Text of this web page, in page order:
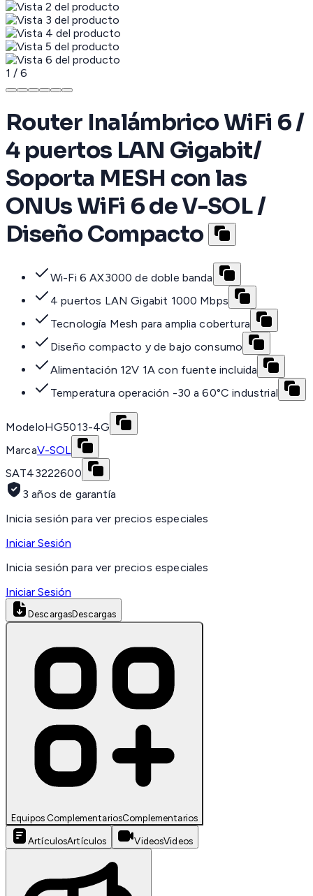
1 / 6
Router Inalámbrico WiFi 6 /
4 puertos LAN Gigabit/
Soporta MESH con las
ONUs WiFi 6 de V-SOL /
Diseño Compacto
Wi-Fi 6 AX3000 de doble banda
4 puertos LAN Gigabit 1000 Mbps
Tecnología Mesh para amplia cobertura
Diseño compacto y de bajo consumo
Alimentación 12V 1A con fuente incluida
Temperatura operación -30 a 60°C industrial
ModeloHG5013-4G
MarcaV-SOL
SAT43222600
3 años de garantía
Inicia sesión para ver precios especiales
Iniciar Sesión
Inicia sesión para ver precios especiales
Iniciar Sesión
DescargasDescargas
Equipos ComplementariosComplementarios
ArtículosArtículos VideosVideos